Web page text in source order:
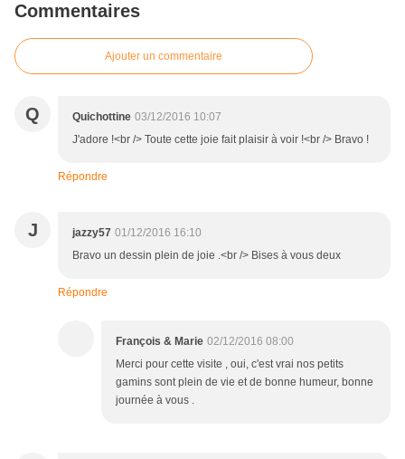
Commentaires
Ajouter un commentaire
Q Quichottine 03/12/2016 10:07
J'adore !<br /> Toute cette joie fait plaisir à voir !<br /> Bravo !
Répondre
J jazzy57 01/12/2016 16:10
Bravo un dessin plein de joie .<br /> Bises à vous deux
Répondre
François & Marie 02/12/2016 08:00
Merci pour cette visite , oui, c'est vrai nos petits
gamins sont plein de vie et de bonne humeur, bonne
journée à vous .